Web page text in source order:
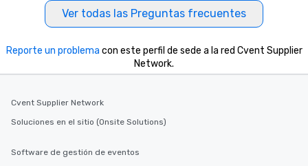
Ver todas las Preguntas frecuentes
Reporte un problema con este perfil de sede a la red Cvent Supplier
Network.
Cvent Supplier Network
Soluciones en el sitio (Onsite Solutions)
Software de gestión de eventos